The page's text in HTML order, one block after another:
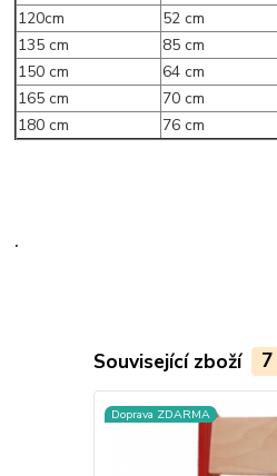
120cm
52 cm
135 cm
85 cm
150 cm
64 cm
165 cm
70 cm
180 cm
76 cm
.
Související zboží 7
Doprava ZDARMA